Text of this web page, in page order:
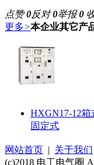
点赞0反对0举报0
更多>本企业其它产
HXGN17-12箱
固定式
网站首页 | 关于我们
(c)2018 电工电气圈